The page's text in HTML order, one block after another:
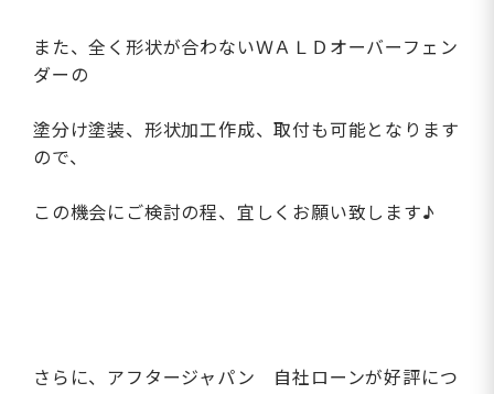
また、全く形状が合わないＷＡＬＤオーバーフェン
ダーの
塗分け塗装、形状加工作成、取付も可能となります
ので、
この機会にご検討の程、宜しくお願い致します♪
さらに、アフタージャパン 自社ローンが好評につ